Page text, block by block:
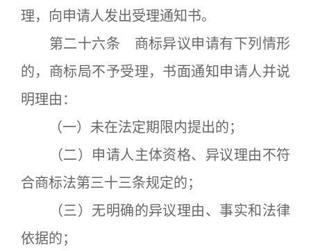
理，向申请人发出受理通知书。
第二十六条 商标异议申请有下列情形
的，商标局不予受理，书面通知申请人并说
明理由：
（一）未在法定期限内提出的；
（二）申请人主体资格、异议理由不符
合商标法第三十三条规定的；
（三）无明确的异议理由、事实和法律
依据的；